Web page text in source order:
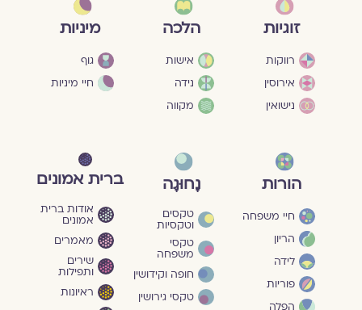
זוגיות
רווקות
אירוסין
נישואין
הלכה
אישות
נידה
מקווה
מיניות
גוף
חיי מיניות
הורות
חיי משפחה
הריון
לידה
פוריות
הפלה
נָחוּגָה
טקסים
וטקסיות
טקסי
משפחה
חופה וקידושין
טקסי גירושין
ברית אמונים
אודות ברית
אמונים
מאמרים
שירים
ותפילות
ראיונות